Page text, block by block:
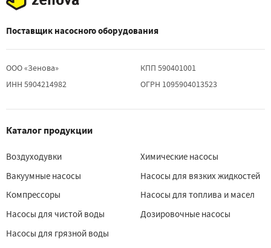
Поставщик насосного оборудования
ООО «Зенова»
ИНН 5904214982
КПП 590401001
ОГРН 1095904013523
Каталог продукции
Воздуходувки
Вакуумные насосы
Компрессоры
Насосы для чистой воды
Насосы для грязной воды
Химические насосы
Насосы для вязких жидкостей
Насосы для топлива и масел
Дозировочные насосы